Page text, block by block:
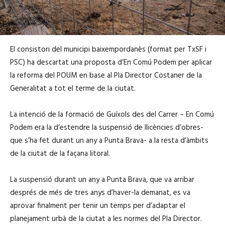
El consistori del municipi baixempordanès (format per TxSF i
PSC) ha descartat una proposta d’En Comú Podem per aplicar
la reforma del POUM en base al Pla Director Costaner de la
Generalitat a tot el terme de la ciutat.
La intenció de la formació de Guíxols des del Carrer – En Comú
Podem era la d’estendre la suspensió de llicències d’obres-
que s’ha fet durant un any a Punta Brava- a la resta d’àmbits
de la ciutat de la façana litoral.
La suspensió durant un any a Punta Brava, que va arribar
després de més de tres anys d’haver-la demanat, es va
aprovar finalment per tenir un temps per d’adaptar el
planejament urbà de la ciutat a les normes del Pla Director.